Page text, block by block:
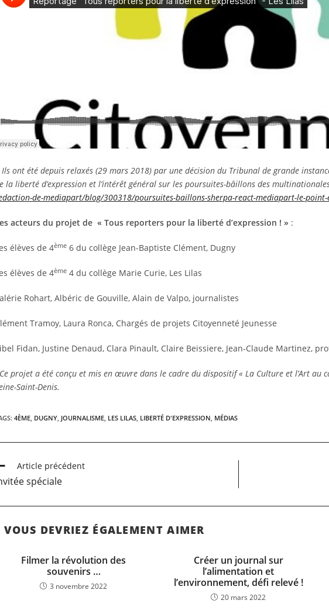
ont été depuis relaxés (29 mars 2018) par une décision du Tribunal de grande
la liberté d’expression et l’intérêt général sur les poursuites-bâillons des
de-mediapart/blog/300318/poursuites-baillons-sherpa-react-mediapart-le-point-
acteurs du projet de « Tous reporters pour la liberté d’expression ! » :
élèves de 4ème 6 du collège Jean-Baptiste Clément, Dugny
élèves de 4ème 4 du collège Marie Curie, Les Lilas
Rohart, Albéric de Gouville, Alain de Valpo, journalistes
Tramoy, Laura Ronca, Chargés de projets Citoyenneté Jeunesse
Fidan, Justine Denaud, Clara Pinault, Claire Beissiere, Jean-Claude Martinez,
projet a été conçu et mis en œuvre dans le cadre du dispositif « La Culture et l’Art au
Saint-Denis.
4ÈME, DUGNY, JOURNALISME, LES LILAS, LIBERTÉ D'EXPRESSION, MÉDIAS
Article précédent
spéciale
VOUS DEVRIEZ ÉGALEMENT AIMER
Filmer la révolution des
souvenirs …
3 novembre 2022
Créer un journal sur
l’alimentation et
l’environnement, défi relevé !
20 mars 2022